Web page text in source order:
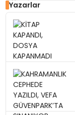
Yazarlar